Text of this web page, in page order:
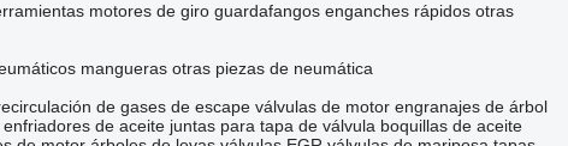
motores de giro guardafangos enganches rápidos otras
mangueras otras piezas de neumática
de gases de escape válvulas de motor engranajes de árbol
enfriadores de aceite juntas para tapa de válvula boquillas de aceite